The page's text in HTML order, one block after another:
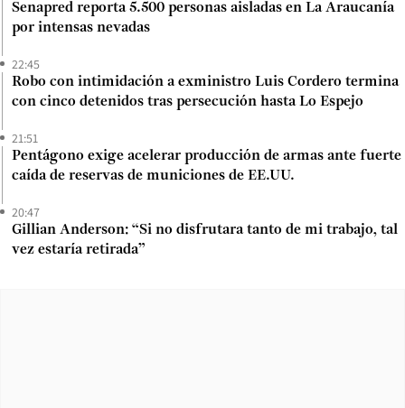
Senapred reporta 5.500 personas aisladas en La Araucanía
por intensas nevadas
22:45
Robo con intimidación a exministro Luis Cordero termina
con cinco detenidos tras persecución hasta Lo Espejo
21:51
Pentágono exige acelerar producción de armas ante fuerte
caída de reservas de municiones de EE.UU.
20:47
Gillian Anderson: “Si no disfrutara tanto de mi trabajo, tal
vez estaría retirada”